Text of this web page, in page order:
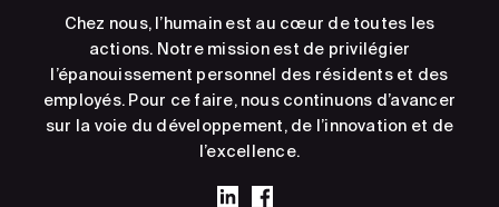
Chez nous, l’humain est au cœur de toutes les
actions. Notre mission est de privilégier
l’épanouissement personnel des résidents et des
employés. Pour ce faire, nous continuons d’avancer
sur la voie du développement, de l’innovation et de
l’excellence.